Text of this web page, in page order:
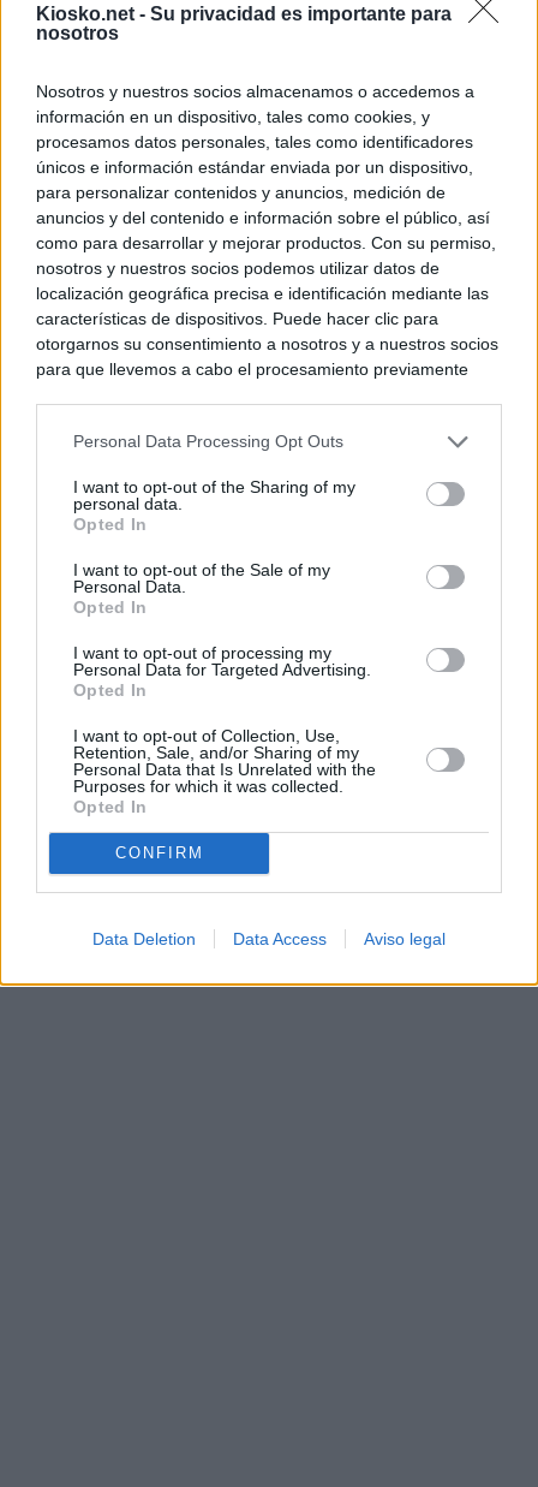
Kiosko.net - Su privacidad es importante para
nosotros
Nosotros y nuestros socios almacenamos o accedemos a
información en un dispositivo, tales como cookies, y
procesamos datos personales, tales como identificadores
únicos e información estándar enviada por un dispositivo,
para personalizar contenidos y anuncios, medición de
anuncios y del contenido e información sobre el público, así
como para desarrollar y mejorar productos. Con su permiso,
nosotros y nuestros socios podemos utilizar datos de
localización geográfica precisa e identificación mediante las
características de dispositivos. Puede hacer clic para
otorgarnos su consentimiento a nosotros y a nuestros socios
para que llevemos a cabo el procesamiento previamente
negar su consentimiento. Tenga en cuenta que algún
de su consentimiento, pero usted tiene el derecho de
rechazar tal procesamiento. Sus preferencias se aplicarán
cualquier momento entrando de nuevo en este sitio web o
visitando nuestra política de privacidad.
Personal Data Processing Opt Outs
I want to opt-out of the Sharing of my
personal data.
Opted In
I want to opt-out of the Sale of my
Personal Data.
Opted In
I want to opt-out of processing my
Personal Data for Targeted Advertising.
Opted In
I want to opt-out of Collection, Use,
Retention, Sale, and/or Sharing of my
Personal Data that Is Unrelated with the
Purposes for which it was collected.
Opted In
CONFIRM
Data Deletion Data Access Aviso legal
WhatsApp,
© Kiosko.net Aviso Legal Privacidad y Cookies